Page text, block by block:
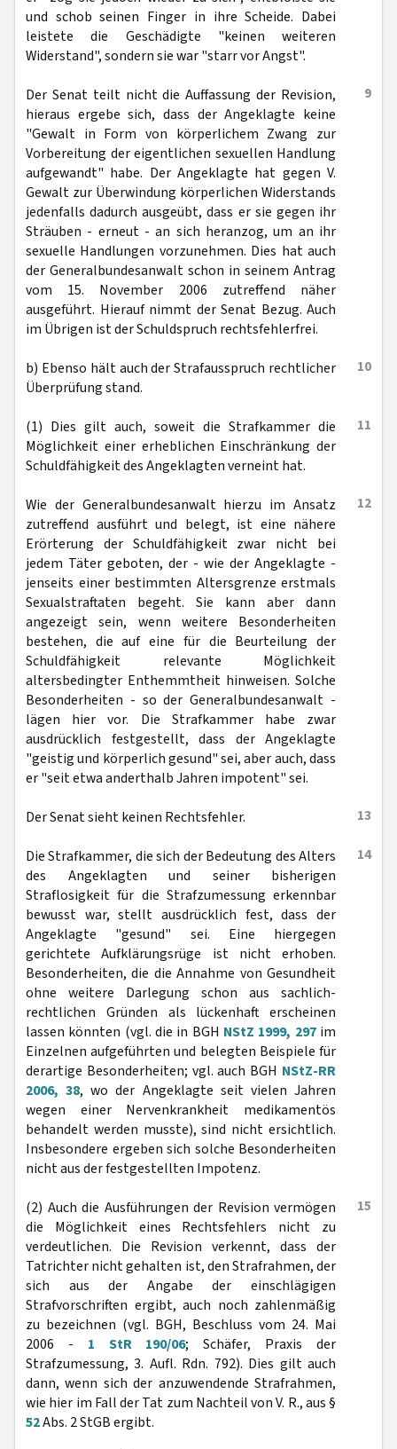
und schob seinen Finger in ihre Scheide. Dabei
leistete die Geschädigte "keinen weiteren
Widerstand", sondern sie war "starr vor Angst".
9
Der Senat teilt nicht die Auffassung der Revision,
hieraus ergebe sich, dass der Angeklagte keine
"Gewalt in Form von körperlichem Zwang zur
Vorbereitung der eigentlichen sexuellen Handlung
aufgewandt" habe. Der Angeklagte hat gegen V.
Gewalt zur Überwindung körperlichen Widerstands
jedenfalls dadurch ausgeübt, dass er sie gegen ihr
Sträuben - erneut - an sich heranzog, um an ihr
sexuelle Handlungen vorzunehmen. Dies hat auch
der Generalbundesanwalt schon in seinem Antrag
vom 15. November 2006 zutreffend näher
ausgeführt. Hierauf nimmt der Senat Bezug. Auch
im Übrigen ist der Schuldspruch rechtsfehlerfrei.
10
b) Ebenso hält auch der Strafausspruch rechtlicher
Überprüfung stand.
11
(1) Dies gilt auch, soweit die Strafkammer die
Möglichkeit einer erheblichen Einschränkung der
Schuldfähigkeit des Angeklagten verneint hat.
12
Wie der Generalbundesanwalt hierzu im Ansatz
zutreffend ausführt und belegt, ist eine nähere
Erörterung der Schuldfähigkeit zwar nicht bei
jedem Täter geboten, der - wie der Angeklagte -
jenseits einer bestimmten Altersgrenze erstmals
Sexualstraftaten begeht. Sie kann aber dann
angezeigt sein, wenn weitere Besonderheiten
bestehen, die auf eine für die Beurteilung der
Schuldfähigkeit relevante Möglichkeit
altersbedingter Enthemmtheit hinweisen. Solche
Besonderheiten - so der Generalbundesanwalt -
lägen hier vor. Die Strafkammer habe zwar
ausdrücklich festgestellt, dass der Angeklagte
"geistig und körperlich gesund" sei, aber auch, dass
er "seit etwa anderthalb Jahren impotent" sei.
13
Der Senat sieht keinen Rechtsfehler.
14
Die Strafkammer, die sich der Bedeutung des Alters
des Angeklagten und seiner bisherigen
Straflosigkeit für die Strafzumessung erkennbar
bewusst war, stellt ausdrücklich fest, dass der
Angeklagte "gesund" sei. Eine hiergegen
gerichtete Aufklärungsrüge ist nicht erhoben.
Besonderheiten, die die Annahme von Gesundheit
ohne weitere Darlegung schon aus sachlich-
rechtlichen Gründen als lückenhaft erscheinen
lassen könnten (vgl. die in BGH NStZ 1999, 297im
Einzelnen aufgeführten und belegten Beispiele für
derartige Besonderheiten; vgl. auch BGH NStZ-RR
2006, 38, wo der Angeklagte seit vielen Jahren
wegen einer Nervenkrankheit medikamentös
behandelt werden musste), sind nicht ersichtlich.
Insbesondere ergeben sich solche Besonderheiten
nicht aus der festgestellten Impotenz.
15
(2) Auch die Ausführungen der Revision vermögen
die Möglichkeit eines Rechtsfehlers nicht zu
verdeutlichen. Die Revision verkennt, dass der
Tatrichter nicht gehalten ist, den Strafrahmen, der
sich aus der Angabe der einschlägigen
Strafvorschriften ergibt, auch noch zahlenmäßig
zu bezeichnen (vgl. BGH, Beschluss vom 24. Mai
2006 - 1 StR 190/06; Schäfer, Praxis der
Strafzumessung, 3. Aufl. Rdn. 792). Dies gilt auch
dann, wenn sich der anzuwendende Strafrahmen,
wie hier im Fall der Tat zum Nachteil von V. R., aus §
52Abs. 2 StGB ergibt.